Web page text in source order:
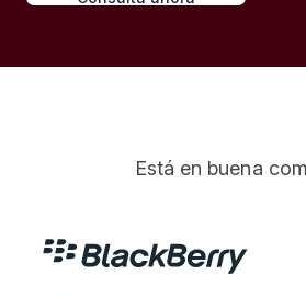
Está en buena